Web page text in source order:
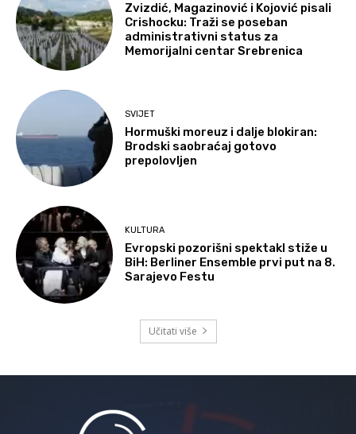
Zvizdić, Magazinović i Kojović pisali
Crishocku: Traži se poseban
administrativni status za
Memorijalni centar Srebrenica
SVIJET
Hormuški moreuz i dalje blokiran:
Brodski saobraćaj gotovo
prepolovljen
KULTURA
Evropski pozorišni spektakl stiže u
BiH: Berliner Ensemble prvi put na 8.
Sarajevo Festu
Učitati više